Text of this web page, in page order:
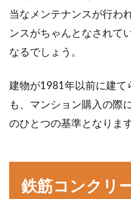
当なメンテナンスが行わ
ンスがちゃんとなされて
なるでしょう。
建物が1981年以前に建て
も、マンション購入の際
のひとつの基準となります
鉄筋コンクリ